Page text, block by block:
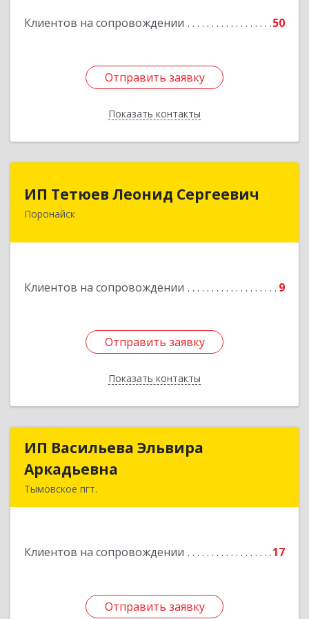
Клиентов на сопровождении 50
Отправить заявку
Показать контакты
Отправить заявку
Назад
ИП Тетюев Леонид Сергеевич
Поронайск
Клиентов на сопровождении 9
Отправить заявку
Показать контакты
694242, Сахалинская обл, Поронайск г, Фрунзе
Отправить заявку
Назад
ИП Васильева Эльвира
Аркадьевна
Тымовское пгт.
Клиентов на сопровождении 17
Отправить заявку
ИП Васильева Эльвира
Отправить заявку